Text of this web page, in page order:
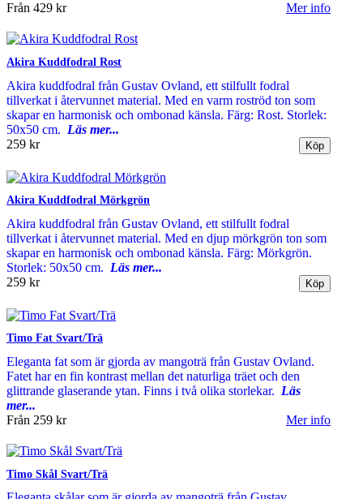
Från 429 kr Mer info
Akira Kuddfodral Rost
Akira kuddfodral från Gustav Ovland, ett stilfullt fodral
tillverkat i återvunnet material. Med en varm roströd ton som
skapar en harmonisk och ombonad känsla. Färg: Rost. Storlek:
50x50 cm. Läs mer...
259 kr
Akira Kuddfodral Mörkgrön
Akira kuddfodral från Gustav Ovland, ett stilfullt fodral
tillverkat i återvunnet material. Med en djup mörkgrön ton som
skapar en harmonisk och ombonad känsla. Färg: Mörkgrön.
Storlek: 50x50 cm. Läs mer...
259 kr
Timo Fat Svart/Trä
Eleganta fat som är gjorda av mangoträ från Gustav Ovland.
Fatet har en fin kontrast mellan det naturliga träet och den
glittrande glaserande ytan. Finns i två olika storlekar. Läs
mer...
Från 259 kr Mer info
Timo Skål Svart/Trä